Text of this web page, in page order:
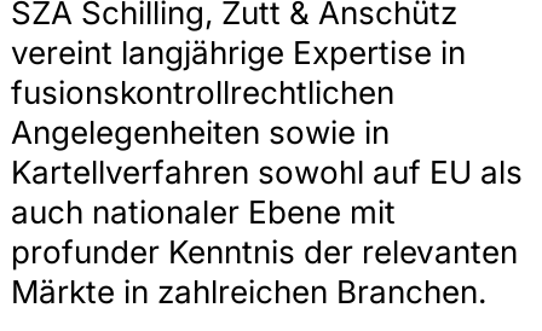
SZA Schilling, Zutt & Anschütz
vereint langjährige Expertise in
fusionskontrollrechtlichen
Angelegenheiten sowie in
Kartellverfahren sowohl auf EU als
auch nationaler Ebene mit
profunder Kenntnis der relevanten
Märkte in zahlreichen Branchen.